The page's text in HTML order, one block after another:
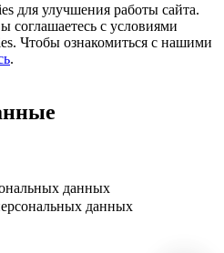
для улучшения работы сайта.
соглашаетесь с условиями
Чтобы ознакомиться с нашими
.
данных
данных